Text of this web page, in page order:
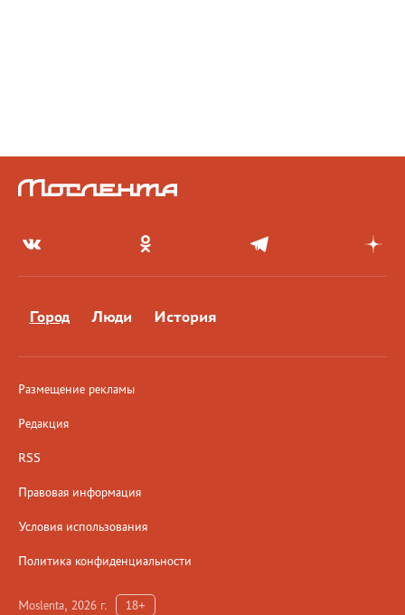
Город Люди История
Размещение рекламы
Редакция
RSS
Правовая информация
Условия использования
Политика конфиденциальности
Moslenta, 2026 г. 18+